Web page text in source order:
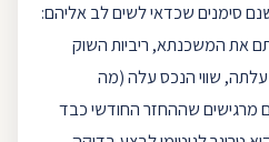
סימנים שכדאי לשים לב אליהם:
מאז לקחתם את המשכנתא, ריביות השוק
שווי הנכס עלה (מה
מרגישים שההחזר החודשי כבד